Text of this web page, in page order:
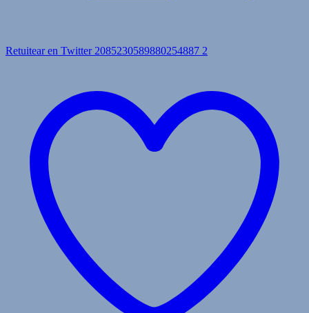
Retuitear en Twitter 2085230589880254887 2